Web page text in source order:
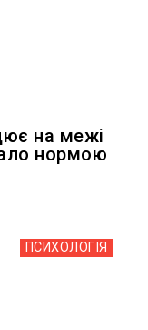
на межі
нормою
ПСИХОЛОГІЯ